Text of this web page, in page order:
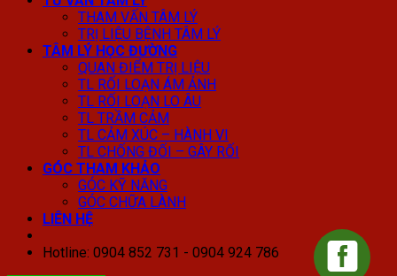
THAM VẤN TÂM LÝ
TRỊ LIỆU BỆNH TÂM LÝ
TÂM LÝ HỌC ĐƯỜNG
QUAN ĐIỂM TRỊ LIỆU
TL RỐI LOẠN ÁM ẢNH
TL RỐI LOẠN LO ÂU
TL TRẦM CẢM
TL CẢM XÚC – HÀNH VI
TL CHỐNG ĐỐI – GÂY RỐI
GÓC THAM KHẢO
GÓC KỸ NĂNG
GÓC CHỮA LÀNH
LIÊN HỆ
Hotline: 0904 852 731 - 0904 924 786